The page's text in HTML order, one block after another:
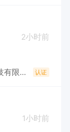
2小时前
思达培优教育（永城市馨思达教育科技有限公司） 认证
1小时前